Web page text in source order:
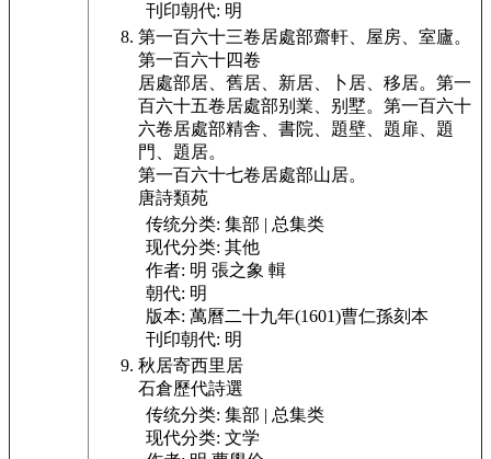
刊印朝代: 明
第一百六十三卷居處部齋軒、屋房、室廬。
第一百六十四卷
居處部居、舊居、新居、 卜居、移居。 第一
百六十五卷居處部别業、别墅。 第一百六十
六卷居處部精舎、書院、題壁、 題扉、題
門、題居。
第一百六十七卷居處部山居。
唐詩類苑
传统分类: 集部 | 总集类
现代分类: 其他
作者: 明 張之象 輯
朝代: 明
版本: 萬曆二十九年(1601)曹仁孫刻本
刊印朝代: 明
秋居寄西里居
石倉歷代詩選
传统分类: 集部 | 总集类
现代分类: 文学